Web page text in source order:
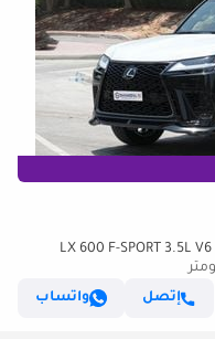
إتصل
واتساب